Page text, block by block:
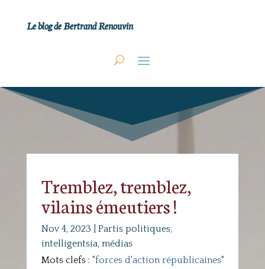
Le blog de Bertrand Renouvin
Tremblez, tremblez,
vilains émeutiers !
Nov 4, 2023
Partis politiques,
intelligentsia, médias
Mots clefs : "forces d'action républicaines"